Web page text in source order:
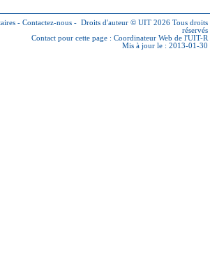
- Contactez-nous - Droits d'auteur © UIT 2026 Tous droits
réservés
Contact pour cette page : Coordinateur Web de l'UIT-R
Mis à jour le : 2013-01-30